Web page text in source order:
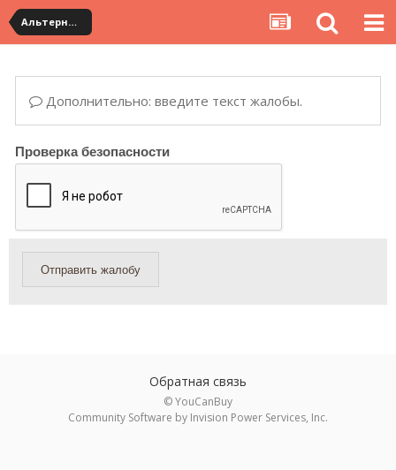
Альтернативная доставка YouCanBuy (mini)
Дополнительно: введите текст жалобы.
Проверка безопасности
Отправить жалобу
Обратная связь
© YouCanBuy
Community Software by Invision Power Services, Inc.